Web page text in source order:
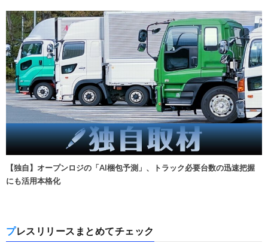
【独自】オープンロジの「AI梱包予測」、トラック必要台数の迅速把握
にも活用本格化
プレスリリースまとめてチェック